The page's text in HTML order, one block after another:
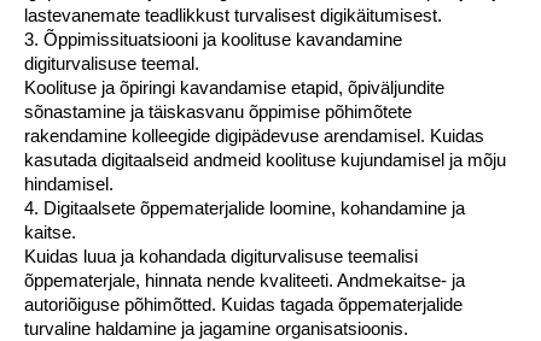
lastevanemate teadlikkust turvalisest digikäitumisest.
3. Õppimissituatsiooni ja koolituse kavandamine
digiturvalisuse teemal.
Koolituse ja õpiringi kavandamise etapid, õpiväljundite
sõnastamine ja täiskasvanu õppimise põhimõtete
rakendamine kolleegide digipädevuse arendamisel. Kuidas
kasutada digitaalseid andmeid koolituse kujundamisel ja mõju
hindamisel.
4. Digitaalsete õppematerjalide loomine, kohandamine ja
kaitse.
Kuidas luua ja kohandada digiturvalisuse teemalisi
õppematerjale, hinnata nende kvaliteeti. Andmekaitse- ja
autoriõiguse põhimõtted. Kuidas tagada õppematerjalide
turvaline haldamine ja jagamine organisatsioonis.